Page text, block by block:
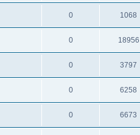
0 1068
0 18956
0 3797
0 6258
0 6673